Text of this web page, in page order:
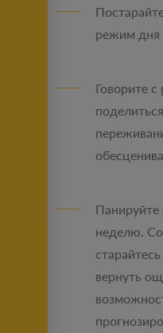
режим дня
Говорите
неделю.
вернуть